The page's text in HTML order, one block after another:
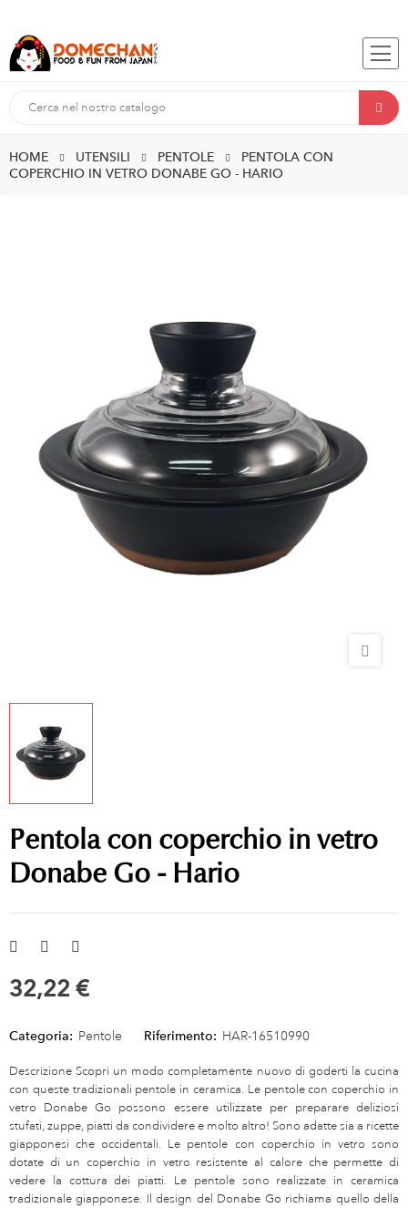
HOME UTENSILI PENTOLE
PENTOLA CON
COPERCHIO IN VETRO DONABE GO - HARIO
Pentola con coperchio in vetro
Donabe Go - Hario
32,22 €
Categoria: Pentole Riferimento: HAR-16510990
Descrizione Scopri un modo completamente nuovo di goderti la cucina
con queste tradizionali pentole in ceramica. Le pentole con coperchio in
vetro Donabe Go possono essere utilizzate per preparare deliziosi
stufati, zuppe, piatti da condividere e molto altro! Sono adatte sia a ricette
giapponesi che occidentali. Le pentole con coperchio in vetro sono
dotate di un coperchio in vetro resistente al calore che permette di
vedere la cottura dei piatti. Le pentole sono realizzate in ceramica
tradizionale giapponese. Il design del Donabe Go richiama quello della